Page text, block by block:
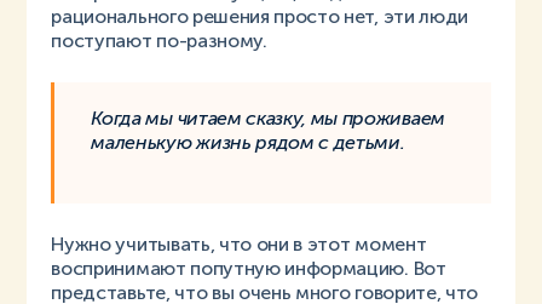
рационального решения просто нет, эти люди
поступают по-разному.
Когда мы читаем сказку, мы проживаем
маленькую жизнь рядом с детьми.
Нужно учитывать, что они в этот момент
воспринимают попутную информацию. Вот
представьте, что вы очень много говорите, что